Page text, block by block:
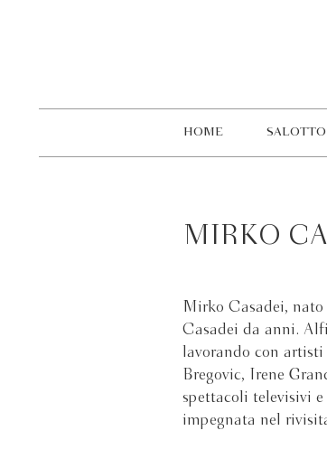
HOME SALOTTO
MIRKO
Mirko Casadei,
Casadei da anni.
lavorando con
Bregovic, Irene
spettacoli televisivi
impegnata nel